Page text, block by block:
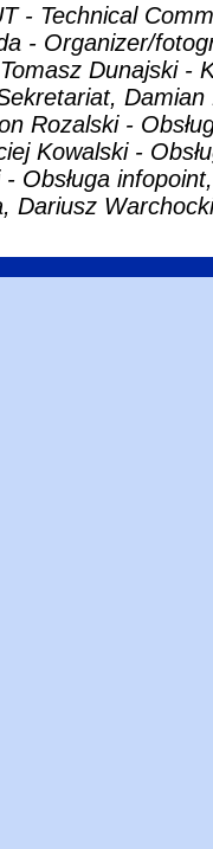
- Technical
- Organizer/
Dunajski -
Rozalski -
Kowalski -
Obsługa
Dariusz